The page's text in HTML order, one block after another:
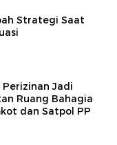
Strategi Saat
Jadi
Ruang Bahagia
dan Satpol PP